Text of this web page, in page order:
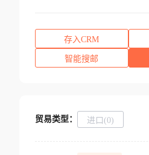
存入CRM
智能搜邮
贸易类型： 进口(0)